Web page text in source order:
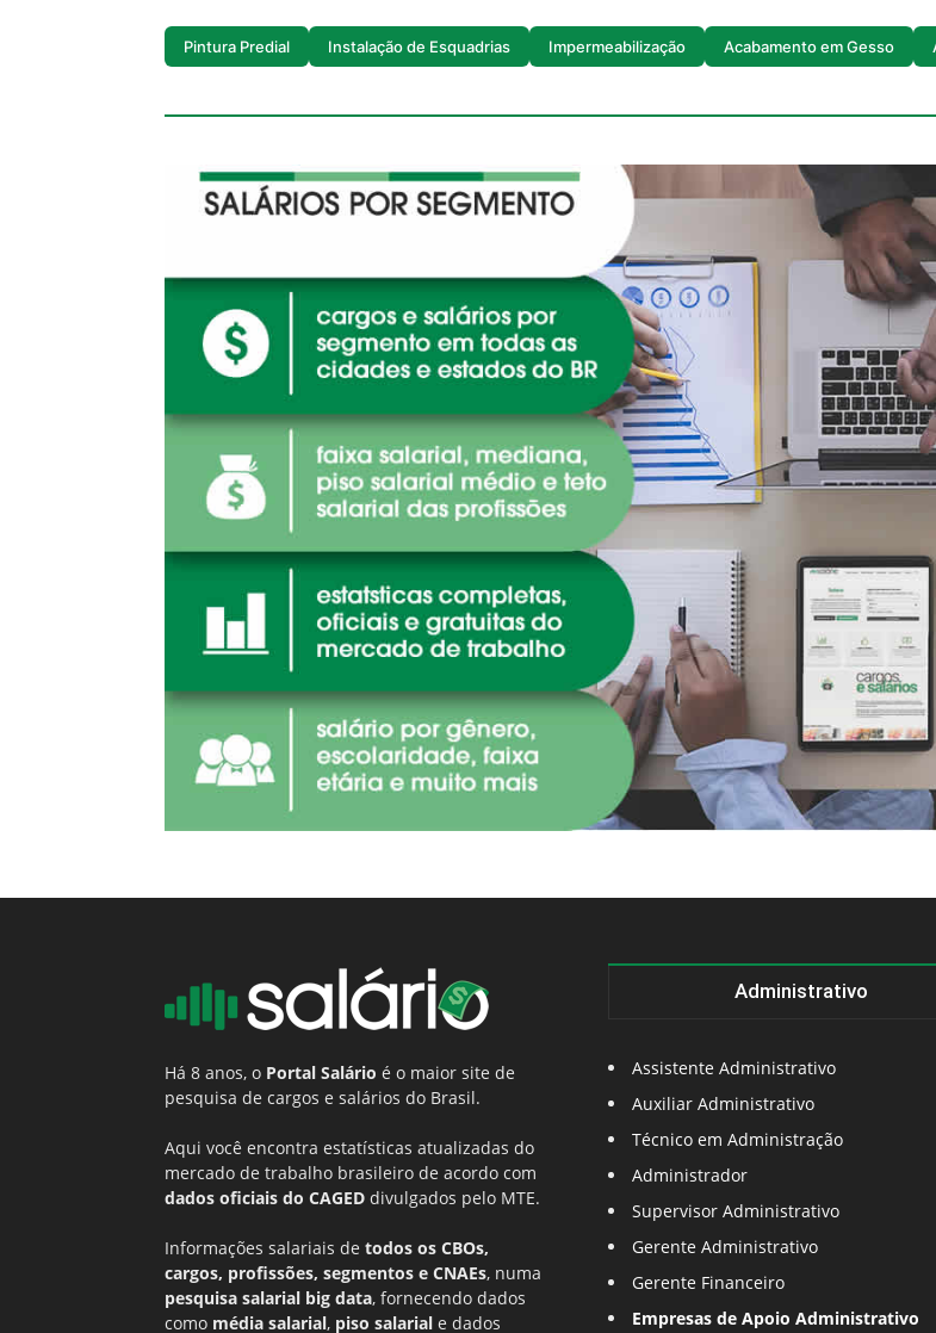
Pintura Predial Instalação de Esquadrias Impermeabilização Acabamento em Gesso
Há 8 anos, o Portal Salário é o maior site de
pesquisa de cargos e salários do Brasil.
Aqui você encontra estatísticas atualizadas do
mercado de trabalho brasileiro de acordo com
dados oficiais do CAGED divulgados pelo MTE.
Informações salariais de todos os CBOs,
cargos, profissões, segmentos e CNAEs, numa
pesquisa salarial big data, fornecendo dados
como média salarial, piso salarial e dados
Administrativo
Assistente Administrativo
Auxiliar Administrativo
Técnico em Administração
Administrador
Supervisor Administrativo
Gerente Administrativo
Gerente Financeiro
Empresas de Apoio Administrativo